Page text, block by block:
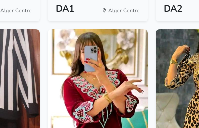
Alger Centre DA1 Alger Centre DA2